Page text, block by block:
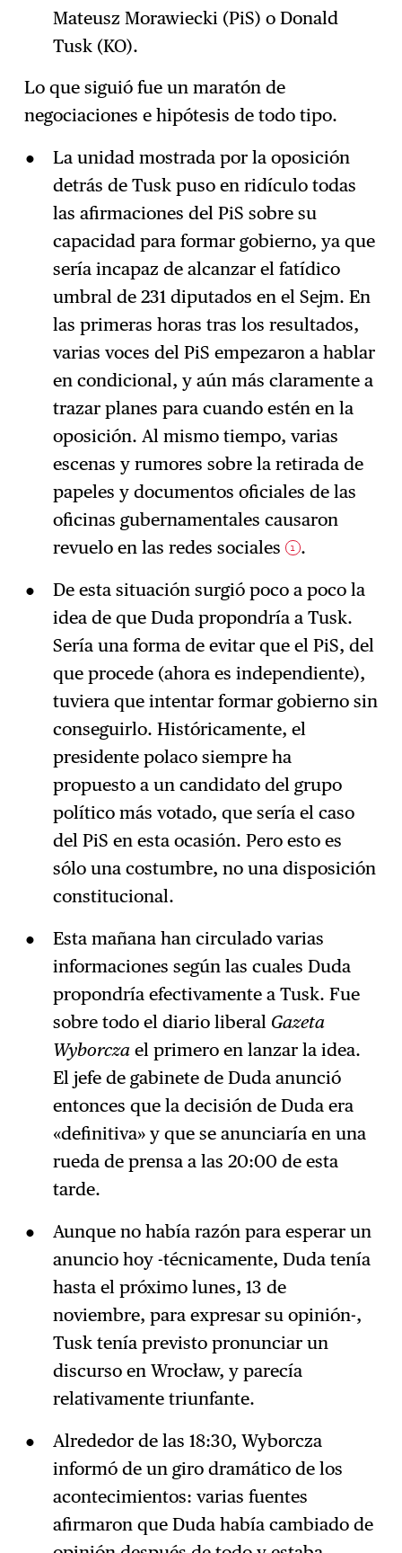
Mateusz Morawiecki (PiS) o Donald
Tusk (KO).
Lo que siguió fue un maratón de
negociaciones e hipótesis de todo tipo.
La unidad mostrada por la oposición
detrás de Tusk puso en ridículo todas
las afirmaciones del PiS sobre su
capacidad para formar gobierno, ya que
sería incapaz de alcanzar el fatídico
umbral de 231 diputados en el Sejm. En
las primeras horas tras los resultados,
varias voces del PiS empezaron a hablar
en condicional, y aún más claramente a
trazar planes para cuando estén en la
oposición. Al mismo tiempo, varias
escenas y rumores sobre la retirada de
papeles y documentos oficiales de las
oficinas gubernamentales causaron
revuelo en las redes sociales
1 .
De esta situación surgió poco a poco la
idea de que Duda propondría a Tusk.
Sería una forma de evitar que el PiS, del
que procede (ahora es independiente),
tuviera que intentar formar gobierno sin
conseguirlo. Históricamente, el
presidente polaco siempre ha
propuesto a un candidato del grupo
político más votado, que sería el caso
del PiS en esta ocasión. Pero esto es
sólo una costumbre, no una disposición
constitucional.
Esta mañana han circulado varias
informaciones según las cuales Duda
propondría efectivamente a Tusk. Fue
sobre todo el diario liberal Gazeta
Wyborczael primero en lanzar la idea.
El jefe de gabinete de Duda anunció
entonces que la decisión de Duda era
«definitiva» y que se anunciaría en una
rueda de prensa a las 20:00 de esta
tarde.
Aunque no había razón para esperar un
anuncio hoy -técnicamente, Duda tenía
hasta el próximo lunes, 13 de
noviembre, para expresar su opinión-,
Tusk tenía previsto pronunciar un
discurso en Wrocław, y parecía
relativamente triunfante.
Alrededor de las 18:30, Wyborcza
informó de un giro dramático de los
acontecimientos: varias fuentes
afirmaron que Duda había cambiado de